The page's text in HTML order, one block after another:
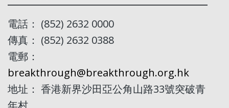
電話： (852) 2632 0000
傳真： (852) 2632 0388
電郵：
breakthrough@breakthrough.org.hk
地址： 香港新界沙田亞公角山路33號突破青
年村